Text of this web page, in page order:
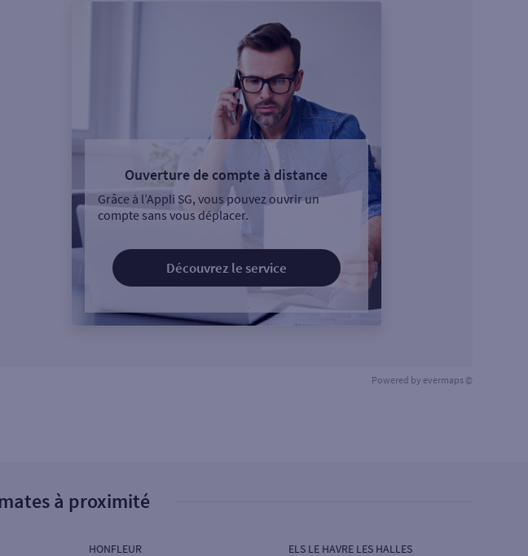
Ouverture de compte à distance
Grâce à l’Appli SG, vous pouvez ouvrir un
compte sans vous déplacer.
Découvrez le service
Powered by evermaps ©
à proximité
HONFLEUR ELS LE HAVRE LES HALLES